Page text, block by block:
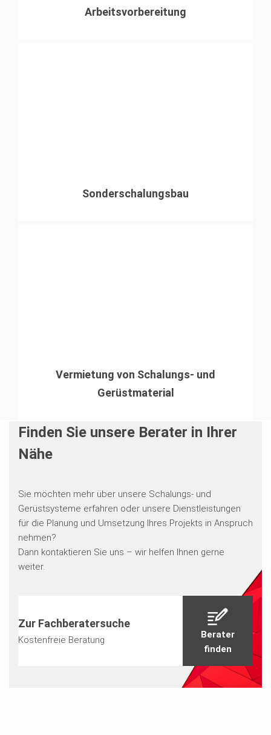
Arbeitsvorbereitung
Sonderschalungsbau
Vermietung von Schalungs- und
Gerüstmaterial
Finden Sie unsere Berater in Ihrer
Nähe
Sie möchten mehr über unsere Schalungs- und
Gerüstsysteme erfahren oder unsere Dienstleistungen
für die Planung und Umsetzung Ihres Projekts in Anspruch
nehmen?
Dann kontaktieren Sie uns – wir helfen Ihnen gerne
weiter.
Zur Fachberatersuche
Kostenfreie Beratung
Berater
finden